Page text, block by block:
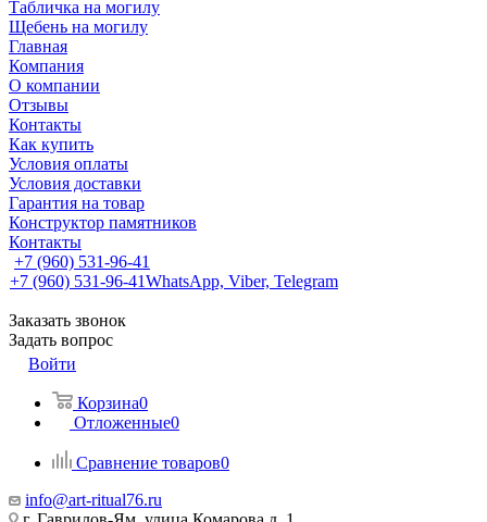
Табличка на могилу
Щебень на могилу
Главная
Компания
О компании
Отзывы
Контакты
Как купить
Условия оплаты
Условия доставки
Гарантия на товар
Конструктор памятников
Контакты
+7 (960) 531-96-41
+7 (960) 531-96-41WhatsApp, Viber, Telegram
Заказать звонок
Задать вопрос
Войти
Корзина0
Отложенные0
Сравнение товаров0
info@art-ritual76.ru